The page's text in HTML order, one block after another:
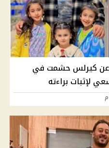
عن كيرلس حشمت في